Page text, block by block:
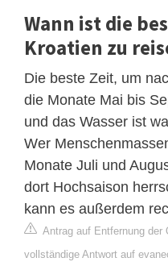
Wann ist die
Kroatien zu
Die beste Zeit, um
die Monate Mai bis
und das Wasser ist
Wer
Monate Juli und
dort Hochsaison
kann es außerdem
Antrag auf Entfernung der
vollständige Antwort auf